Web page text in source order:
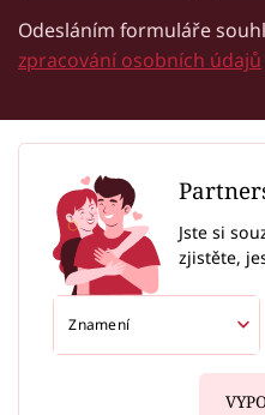
Odesláním formuláře
zpracování osobních údajů
Jste si
zjistěte,